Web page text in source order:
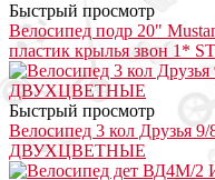
Быстрый просмотр
Велосипед подр 20"
пластик крылья звон 1*
Быстрый просмотр
Велосипед 3 кол Друзья 9/
ДВУХЦВЕТНЫЕ